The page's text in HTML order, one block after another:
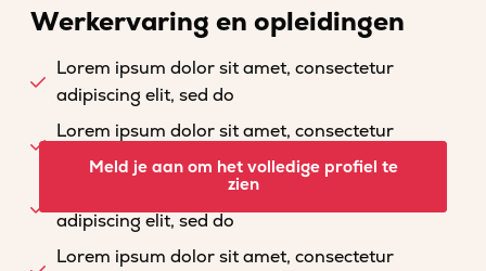
Werkervaring en opleidingen
Lorem ipsum dolor sit amet, consectetur
adipiscing elit, sed do
Lorem ipsum dolor sit amet, consectetur
adipiscing elit, sed do
Lorem ipsum dolor sit amet, consectetur
adipiscing elit, sed do
Lorem ipsum dolor sit amet, consectetur
Meld je aan om het volledige profiel te
zien